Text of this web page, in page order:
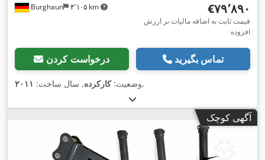
Burghaun ۴٬۱۰۵ km ‎€۷۹٬۸۹۰
قیمت ثابت به اضافه مالیات بر ارزش
افزوده
درخواست کردن تماس بگیرید
وضعیت:کارکرده, سال ساخت: ۲۰۱۱ ,
آگهی کوچک